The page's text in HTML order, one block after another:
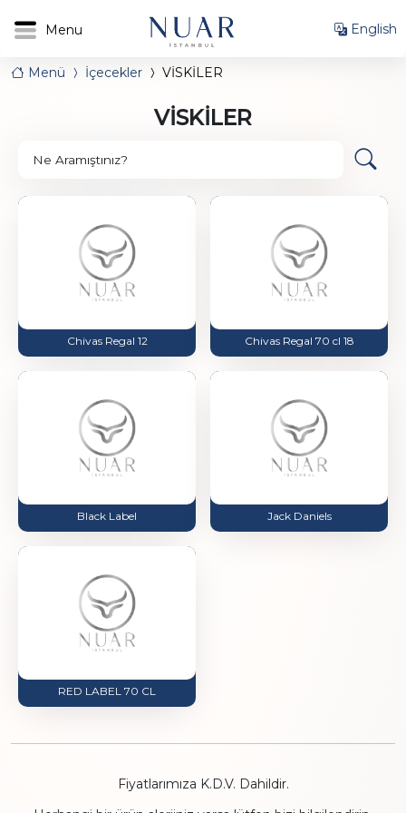
English
Menü İçecekler VİSKİLER
VİSKİLER
Ne Aramıştınız?
Chivas Regal 12 Chivas Regal 70 cl 18
Black Label Jack Daniels
RED LABEL 70 CL
Fiyatlarımıza K.D.V. Dahildir.